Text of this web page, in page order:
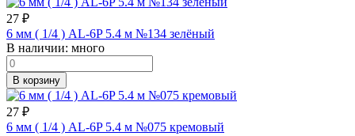
27 ₽
6 мм ( 1/4 ) AL-6P 5.4 м №134 зелёный
В наличии: много
В корзину
27 ₽
6 мм ( 1/4 ) AL-6P 5.4 м №075 кремовый